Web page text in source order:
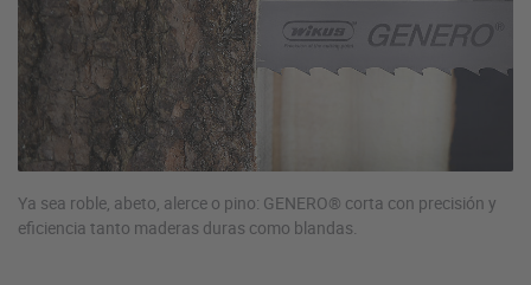
Ya sea roble, abeto, alerce o pino: GENERO® corta con precisión y
eficiencia tanto maderas duras como blandas.